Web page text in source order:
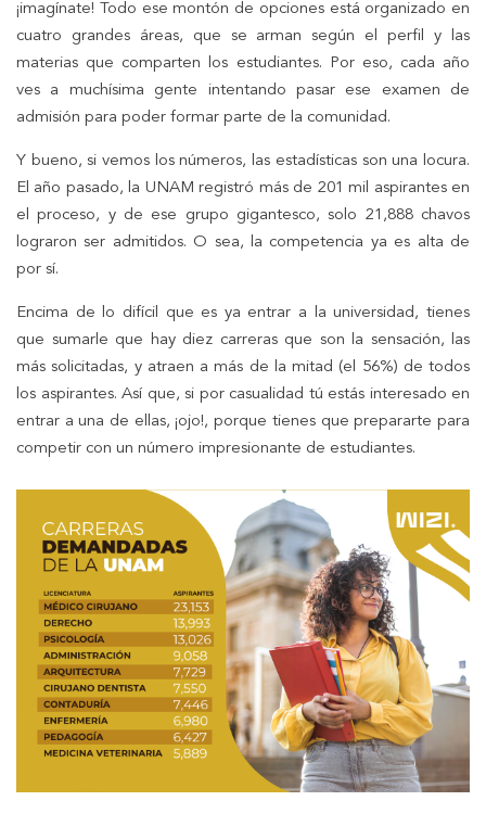
¡imagínate! Todo ese montón de opciones está organizado en
cuatro grandes áreas, que se arman según el perfil y las
materias que comparten los estudiantes. Por eso, cada año
ves a muchísima gente intentando pasar ese examen de
admisión para poder formar parte de la comunidad.
Y bueno, si vemos los números, las estadísticas son una locura.
El año pasado, la UNAM registró más de 201 mil aspirantes en
el proceso, y de ese grupo gigantesco, solo 21,888 chavos
lograron ser admitidos. O sea, la competencia ya es alta de
por sí.
Encima de lo difícil que es ya entrar a la universidad, tienes
que sumarle que hay diez carreras que son la sensación, las
más solicitadas, y atraen a más de la mitad (el 56%) de todos
los aspirantes. Así que, si por casualidad tú estás interesado en
entrar a una de ellas, ¡ojo!, porque tienes que prepararte para
competir con un número impresionante de estudiantes.